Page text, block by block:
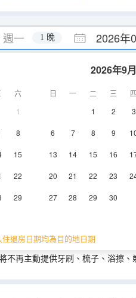
週一 2026年
1 晚
六
1
8
15
22
29
2026年9月
日 一 二 三 四
1
2 3
6 7 8 9
13 14 15 16
20 21 22 23
27 28 29 30
退房日期均為目的地日期
電視機
管理條例》相關規定，推進生活
不再主動提供牙刷、梳子、浴擦